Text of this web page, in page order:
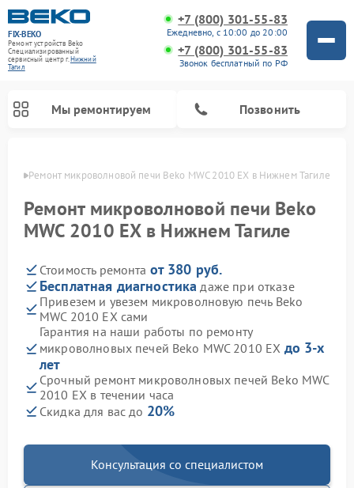
FIX-BEKO
Ремонт устройств Beko
Специализированный
cервисный центр г.Нижний
Тагил
+7 (800) 301-55-83
Ежедневно, с 10:00 до 20:00
+7 (800) 301-55-83
Звонок бесплатный по РФ
Мы ремонтируем Позвонить
Ремонт микроволновой печи Beko MWC 2010 EX в Нижнем Тагиле
Ремонт микроволновой печи Beko
MWC 2010 EX в Нижнем Тагиле
Стоимость ремонта от 380 руб.
Бесплатная диагностика даже при отказе
Привезем и увезем микроволновую печь Beko
MWC 2010 EX сами
Гарантия на наши работы по ремонту
микроволновых печей Beko MWC 2010 EX до 3-х
лет
Срочный ремонт микроволновых печей Beko MWC
2010 EX в течении часа
Скидка для вас до 20%
Консультация со специалистом